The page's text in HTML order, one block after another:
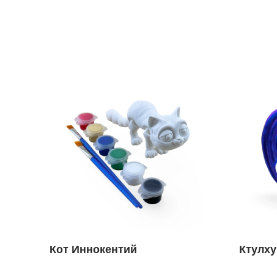
Кот Иннокентий Ктулху